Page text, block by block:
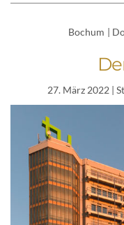
Bochum |
27. März 2022 |